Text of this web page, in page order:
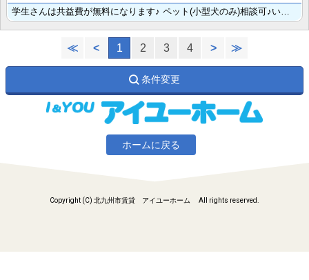
学生さんは共益費が無料になります♪ ペット(小型犬のみ)相談可♪いつでもあたたかいお風呂が楽しめる追･･･
≪ < 1 2 3 4 > ≫
条件変更
ホームに戻る
Copyright (C) 北九州市賃貸 アイユーホーム All rights reserved.